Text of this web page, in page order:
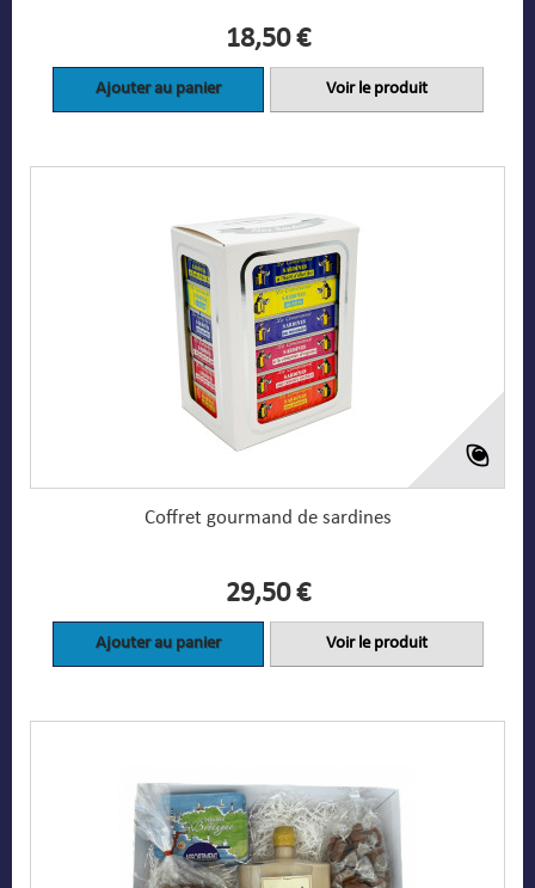
18,50 €
Ajouter au panier Voir le produit
Coffret gourmand de sardines
29,50 €
Ajouter au panier Voir le produit